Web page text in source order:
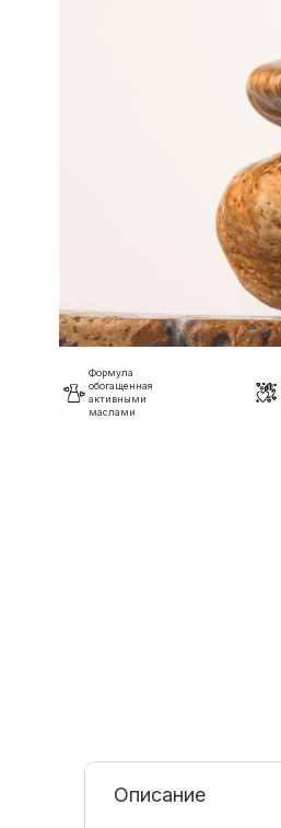
Формула
обогащенная
активными
маслами
Описание